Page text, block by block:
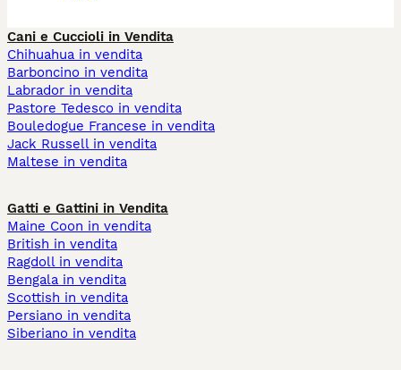
Cani e Cuccioli in Vendita
Chihuahua in vendita
Barboncino in vendita
Labrador in vendita
Pastore Tedesco in vendita
Bouledogue Francese in vendita
Jack Russell in vendita
Maltese in vendita
Gatti e Gattini in Vendita
Maine Coon in vendita
British in vendita
Ragdoll in vendita
Bengala in vendita
Scottish in vendita
Persiano in vendita
Siberiano in vendita